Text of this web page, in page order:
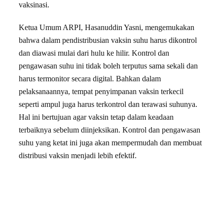
vaksinasi.
Ketua Umum ARPI, Hasanuddin Yasni, mengemukakan
bahwa dalam pendistribusian vaksin suhu harus dikontrol
dan diawasi mulai dari hulu ke hilir. Kontrol dan
pengawasan suhu ini tidak boleh terputus sama sekali dan
harus termonitor secara digital. Bahkan dalam
pelaksanaannya, tempat penyimpanan vaksin terkecil
seperti ampul juga harus terkontrol dan terawasi suhunya.
Hal ini bertujuan agar vaksin tetap dalam keadaan
terbaiknya sebelum diinjeksikan. Kontrol dan pengawasan
suhu yang ketat ini juga akan mempermudah dan membuat
distribusi vaksin menjadi lebih efektif.